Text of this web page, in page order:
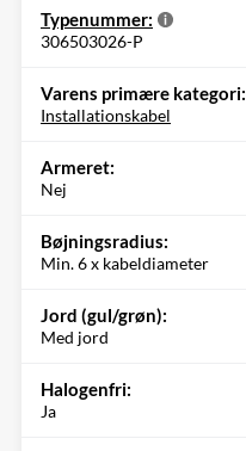
Typenummer:
306503026-P
Varens primære kategori:
Installationskabel
Armeret:
Nej
Bøjningsradius:
Min. 6 x kabeldiameter
Jord (gul/grøn):
Med jord
Halogenfri:
Ja